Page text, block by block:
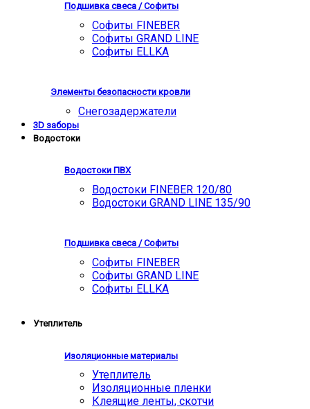
Подшивка свеса / Софиты
Софиты FINEBER
Софиты GRAND LINE
Софиты ELLKA
Элементы безопасности кровли
Снегозадержатели
3D заборы
Водостоки
Водостоки ПВХ
Водостоки FINEBER 120/80
Водостоки GRAND LINE 135/90
Подшивка свеса / Софиты
Софиты FINEBER
Софиты GRAND LINE
Софиты ELLKA
Утеплитель
Изоляционные материалы
Утеплитель
Изоляционные пленки
Клеящие ленты, скотчи